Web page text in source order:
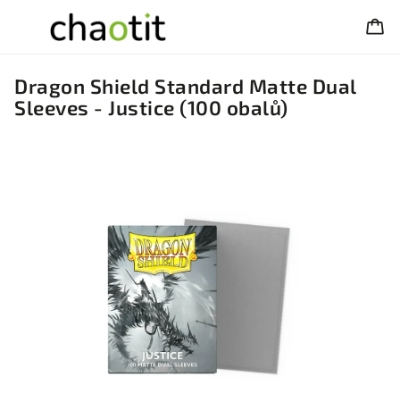
Dragon Shield Standard Matte Dual
Sleeves - Justice (100 obalů)